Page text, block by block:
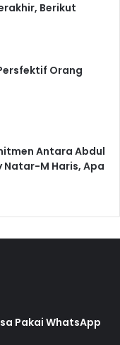
Berikut
Orang
Antara Abdul
Natar-M Haris, Apa
Pakai WhatsApp